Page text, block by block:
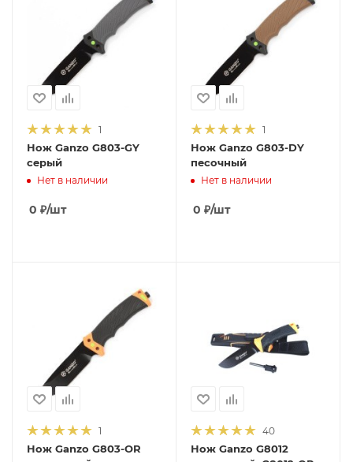
1
Нож Ganzo G803-GY
серый
Нет в наличии
0 ₽/шт
1
Нож Ganzo G803-DY
песочный
Нет в наличии
0 ₽/шт
1
Нож Ganzo G803-OR
40
Нож Ganzo G8012